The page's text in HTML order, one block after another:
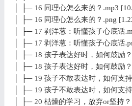
│ ├─ 16 同理心怎么来的？.mp3
│ ├─ 16 同理心怎么来的？.png
│ ├─ 17 剥洋葱：听懂孩子心底话
│ ├─ 17 剥洋葱：听懂孩子心底话
│ ├─ 18 孩子表达好时，如何鼓励
│ ├─ 18 孩子表达好时，如何鼓励
│ ├─ 19 孩子不敢表达时，如何支
│ ├─ 19 孩子不敢表达时，如何支
│ ├─ 20 枯燥的学习，放弃or坚持